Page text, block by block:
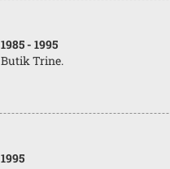
1985 - 1995
Butik Trine.
1995